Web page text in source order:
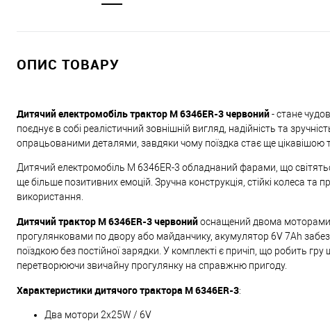
ОПИС ТОВАРУ
Дитячий електромобіль трактор M 6346ER-3 червоний- стане
поєднує в собі реалістичний зовнішній вигляд, надійність та
опрацьованими деталями, завдяки чому поїздка стає ще цікавішою
Дитячий електромобіль M 6346ER-3 обладнаний фарами, що
ще більше позитивних емоцій. Зручна конструкція, стійкі колеса
використання.
Дитячий трактор M 6346ER-3 червонийоснащений двома моторами
прогулянковами по двору або майданчику, акумулятор 6V 7Ah
поїздкою без постійної зарядки. У комплекті є причіп, що робить
перетворюючи звичайну прогулянку на справжню пригоду.
Характеристики дитячого трактора M 6346ER-3:
Два мотори 2х25W / 6V